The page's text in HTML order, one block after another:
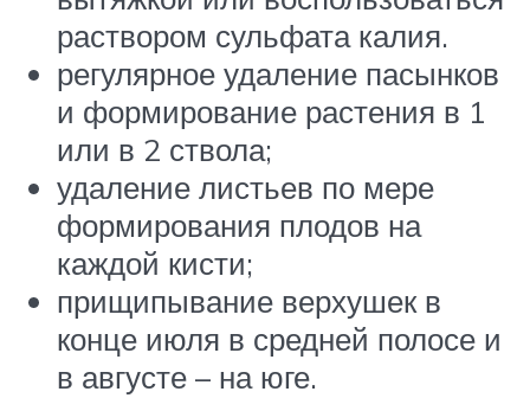
раствором сульфата калия.
регулярное удаление пасынков
и формирование растения в 1
или в 2 ствола;
удаление листьев по мере
формирования плодов на
каждой кисти;
прищипывание верхушек в
конце июля в средней полосе и
в августе – на юге.